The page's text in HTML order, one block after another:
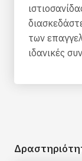
των
ιδανικές